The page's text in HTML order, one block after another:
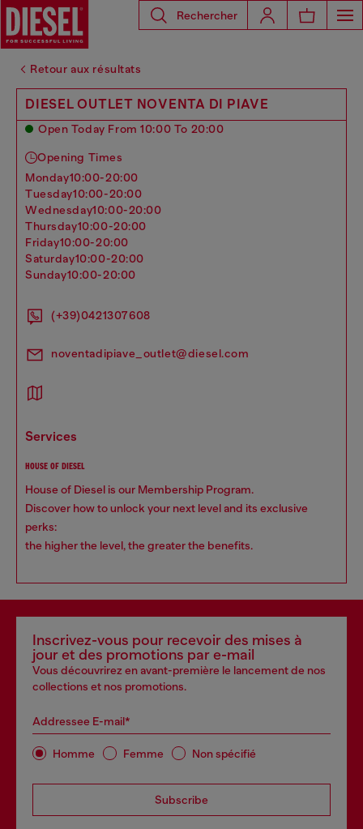
Rechercher
Retour aux résultats
DIESEL OUTLET NOVENTA DI PIAVE
Open Today From 10:00 To 20:00
Opening Times
monday10:00-20:00
tuesday10:00-20:00
wednesday10:00-20:00
thursday10:00-20:00
friday10:00-20:00
saturday10:00-20:00
sunday10:00-20:00
(+39)0421307608
noventadipiave_outlet@diesel.com
services
HOUSE OF DIESEL
House of Diesel is our Membership Program.
Discover how to unlock your next level and its exclusive
perks:
the higher the level, the greater the benefits.
Inscrivez-vous pour recevoir des mises à
jour et des promotions par e-mail
Vous découvrirez en avant-première le lancement de nos
collections et nos promotions.
Addressee E-mail*
Homme Femme Non spécifié
Subscribe